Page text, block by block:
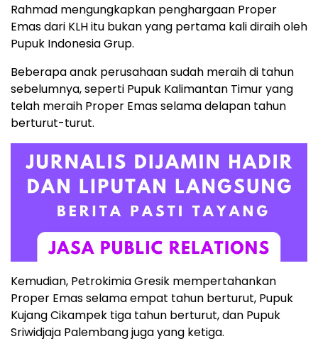
Rahmad mengungkapkan penghargaan Proper
Emas dari KLH itu bukan yang pertama kali diraih oleh
Pupuk Indonesia Grup.
Beberapa anak perusahaan sudah meraih di tahun
sebelumnya, seperti Pupuk Kalimantan Timur yang
telah meraih Proper Emas selama delapan tahun
berturut-turut.
Kemudian, Petrokimia Gresik mempertahankan
Proper Emas selama empat tahun berturut, Pupuk
Kujang Cikampek tiga tahun berturut, dan Pupuk
Sriwidjaja Palembang juga yang ketiga.